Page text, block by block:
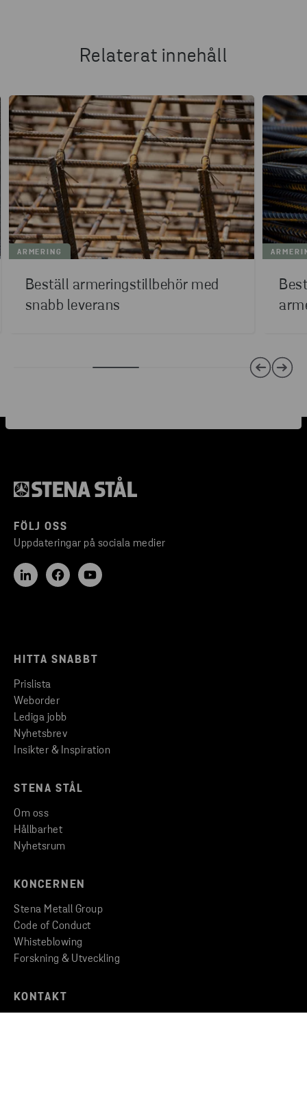
Relaterat innehåll
ARMERING
Beställ armeringstillbehör med
snabb leverans
FÖLJ OSS
Uppdateringar på sociala medier
HITTA SNABBT
Prislista
Weborder
Lediga jobb
Nyhetsbrev
Insikter & Inspiration
STENA STÅL
Om oss
Hållbarhet
Nyhetsrum
KONCERNEN
Stena Metall Group
Code of Conduct
Whisteblowing
Forskning & Utveckling
KONTAKT